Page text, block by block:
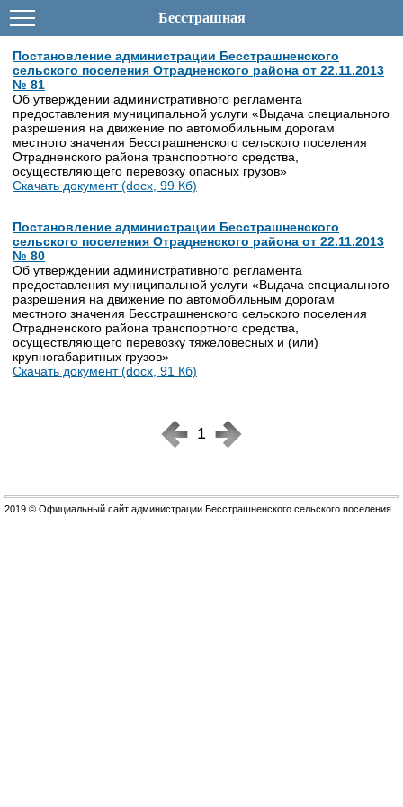
Бесстрашная
Постановление администрации Бесстрашненского
сельского поселения Отрадненского района от 22.11.2013
№ 81
Об утверждении административного регламента
предоставления муниципальной услуги «Выдача специального
разрешения на движение по автомобильным дорогам
местного значения Бесстрашненского сельского поселения
Отрадненского района транспортного средства,
осуществляющего перевозку опасных грузов»
Скачать документ (docx, 99 Кб)
Постановление администрации Бесстрашненского
сельского поселения Отрадненского района от 22.11.2013
№ 80
Об утверждении административного регламента
предоставления муниципальной услуги «Выдача специального
разрешения на движение по автомобильным дорогам
местного значения Бесстрашненского сельского поселения
Отрадненского района транспортного средства,
осуществляющего перевозку тяжеловесных и (или)
крупногабаритных грузов»
Скачать документ (docx, 91 Кб)
1
2019 © Официальный сайт администрации Бесстрашненского сельского поселения